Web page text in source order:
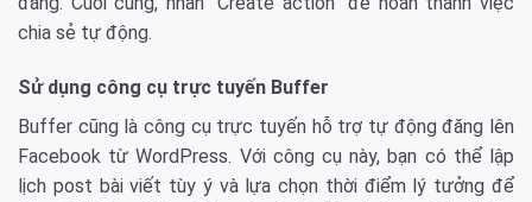
chia sẻ tự động.
Sử dụng công cụ trực tuyến Buffer
Buffer cũng là công cụ trực tuyến hỗ trợ tự động đăng lên
Facebook từ WordPress. Với công cụ này, bạn có thể lập
lịch post bài viết tùy ý và lựa chọn thời điểm lý tưởng để